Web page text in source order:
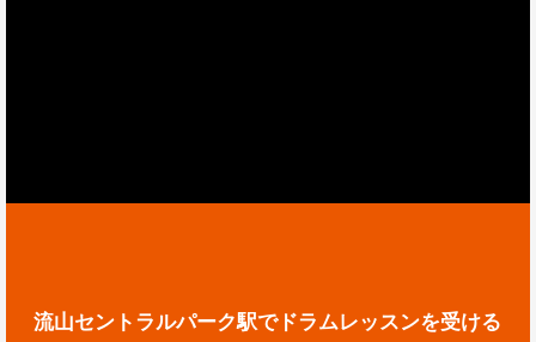
流山セントラルパーク駅でドラムレッスンを受ける